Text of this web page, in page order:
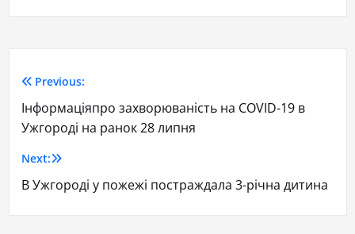
Previous:
Інформаціяпро захворюваність на COVID-19 в
Ужгороді на ранок 28 липня
Next:
В Ужгороді у пожежі постраждала 3-річна дитина